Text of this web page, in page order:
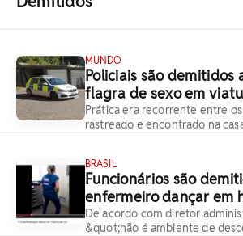
MUNDO
Policiais são demitidos
flagra de sexo em
Prática era recorrente entre
rastreado e encontrado na
BRASIL
Funcionários são
enfermeiro dançar em
De acordo com diretor
&quot;não é ambiente de